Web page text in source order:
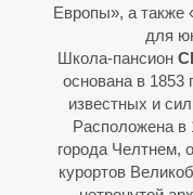
Европы», а также
для
Школа-пансион
основана в 1853
известных и
Расположена в
города Челтнем,
курортов